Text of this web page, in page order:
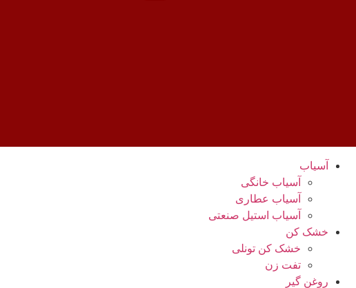
آسیاب
آسیاب خانگی
آسیاب عطاری
آسیاب استیل صنعتی
خشک کن
خشک کن تونلی
تفت زن
روغن گیر